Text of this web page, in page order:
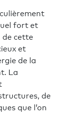
fort et
de cette
et
de la
La
de
que l’on